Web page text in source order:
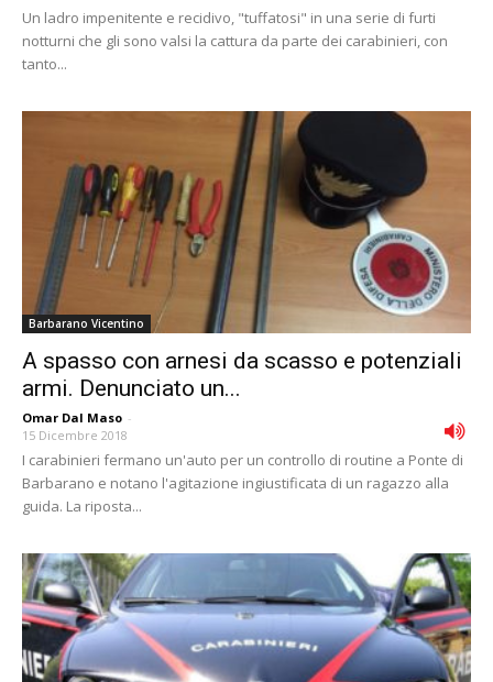
Un ladro impenitente e recidivo, "tuffatosi" in una serie di furti
notturni che gli sono valsi la cattura da parte dei carabinieri, con
tanto...
Barbarano Vicentino
A spasso con arnesi da scasso e potenziali
armi. Denunciato un...
Omar Dal Maso -
15 Dicembre 2018
I carabinieri fermano un'auto per un controllo di routine a Ponte di
Barbarano e notano l'agitazione ingiustificata di un ragazzo alla
guida. La riposta...